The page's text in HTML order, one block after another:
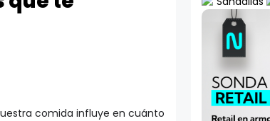
comida influye en cuánto